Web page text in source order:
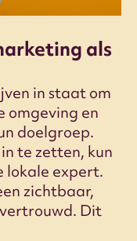
als
in staat om
omgeving en
doelgroep.
te zetten, kun
lokale expert.
zichtbaar,
Dit